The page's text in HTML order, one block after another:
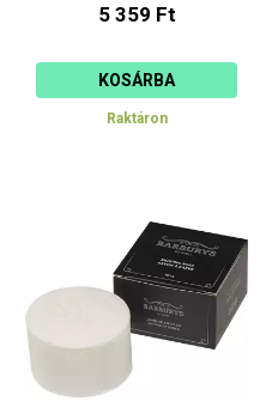
5 359 Ft
KOSÁRBA
Raktáron